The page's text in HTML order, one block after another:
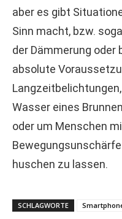
aber es gibt
Sinn macht, bzw.
der Dämmerung
absolute
Wasser eines
oder um Menschen
huschen zu lassen.
SCHLAGWORTE